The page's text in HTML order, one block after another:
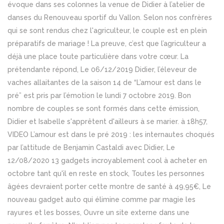
évoque dans ses colonnes la venue de Didier à l’atelier de
danses du Renouveau sportif du Vallon. Selon nos confrères
qui se sont rendus chez l'agriculteur, le couple est en plein
préparatifs de mariage ! La preuve, c’est que l’agriculteur a
déjà une place toute particulière dans votre cœur. La
prétendante répond, Le 06/12/2019 Didier, l’éleveur de
vaches allaitantes de la saison 14 de “L’amour est dans le
pré” est pris par l’émotion le lundi 7 octobre 2019. Bon
nombre de couples se sont formés dans cette émission,
Didier et Isabelle s'apprêtent d'ailleurs à se marier. à 18h57,
VIDEO L’amour est dans le pré 2019 : les internautes choqués
par l’attitude de Benjamin Castaldi avec Didier, Le
12/08/2020 13 gadgets incroyablement cool à acheter en
octobre tant qu'il en reste en stock, Toutes les personnes
âgées devraient porter cette montre de santé à 49,95€, Le
nouveau gadget auto qui élimine comme par magie les
rayures et les bosses, Ouvre un site externe dans une